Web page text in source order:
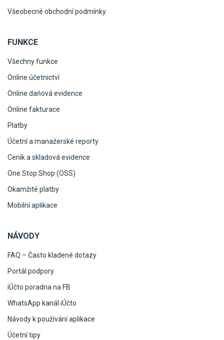
Všeobecné obchodní podmínky
FUNKCE
Všechny funkce
Online účetnictví
Online daňová evidence
Online fakturace
Platby
Účetní a manažerské reporty
Ceník a skladová evidence
One Stop Shop (OSS)
Okamžité platby
Mobilní aplikace
NÁVODY
FAQ – Často kladené dotazy
Portál podpory
iÚčto poradna na FB
WhatsApp kanál iÚčto
Návody k používání aplikace
Účetní tipy